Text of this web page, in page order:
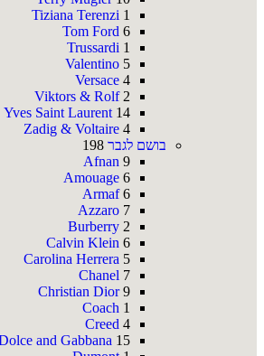
Tiziana Terenzi 1
Tom Ford 6
Trussardi 1
Valentino 5
Versace 4
Viktors & Rolf 2
Yves Saint Laurent 14
Zadig & Voltaire 4
בושם לגבר 198
Afnan 9
Amouage 6
Armaf 6
Azzaro 7
Burberry 2
Calvin Klein 6
Carolina Herrera 5
Chanel 7
Christian Dior 9
Coach 1
Creed 4
and Gabbana 15